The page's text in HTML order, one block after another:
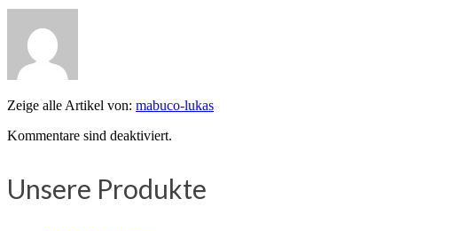
Zeige alle Artikel von: mabuco-lukas
Kommentare sind deaktiviert.
Unsere Produkte